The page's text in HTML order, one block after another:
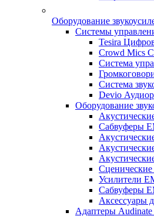
Оборудование
Системы
Tesira
Crowd Mics
Система
Система
Devio
Оборудование
Сабвуферы
Усилители
Сабвуферы
Аксессуары
Адаптеры Audinate